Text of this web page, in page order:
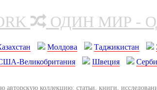
ОДИН МИР -
Молдова Таджикистан
Великобритания
Швеция
авторскую коллекцию: статьи, книги,